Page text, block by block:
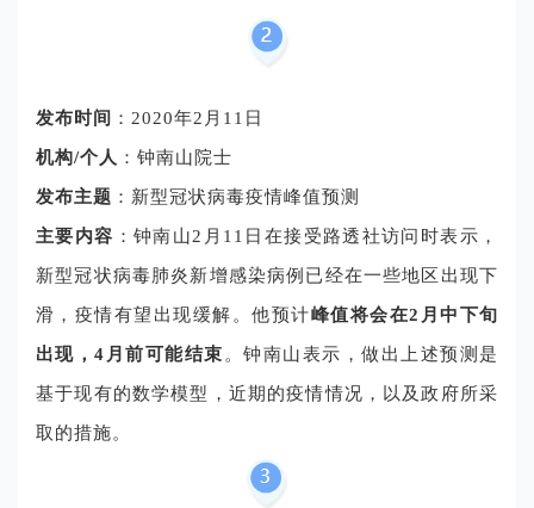
发布时间 ：2020年2月11日
机构/个人 ： 钟南山院士
发布主题 ：新型冠状病毒疫情峰值预测
主要内容 ： 钟南山2月11日在接受路透社访问时表示，
新型冠状病毒肺炎新增感染病例已经在一些地区出现下
滑，疫情有望出现缓解。他预计峰值将会在2月中下旬
出现，4月前可能结束 。钟南山表示，做出上述预测是
基于现有的数学模型，近期的疫情情况，以及政府所采
取的措施。